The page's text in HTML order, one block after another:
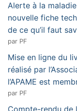
Alerte à la
nouvelle fiche
de ce qu’il faut
par PF
Mise en ligne du
réalisé par
l’APAME est
par PF
Compte-rendu de